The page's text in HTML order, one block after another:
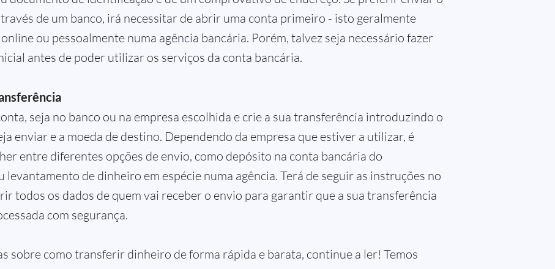
de um banco, irá necessitar de abrir uma conta primeiro - isto geralmente
ou pessoalmente numa agência bancária. Porém, talvez seja necessário fazer
antes de poder utilizar os serviços da conta bancária.
seja no banco ou na empresa escolhida e crie a sua transferência introduzindo o
enviar e a moeda de destino. Dependendo da empresa que estiver a utilizar, é
entre diferentes opções de envio, como depósito na conta bancária do
levantamento de dinheiro em espécie numa agência. Terá de seguir as instruções no
todos os dados de quem vai receber o envio para garantir que a sua transferência
com segurança.
sobre como transferir dinheiro de forma rápida e barata, continue a ler! Temos